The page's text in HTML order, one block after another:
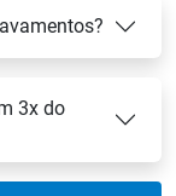
3x do